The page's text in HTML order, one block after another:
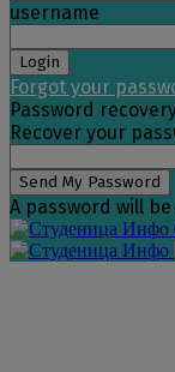
username
Forgot your
Password
Recover your
A password will